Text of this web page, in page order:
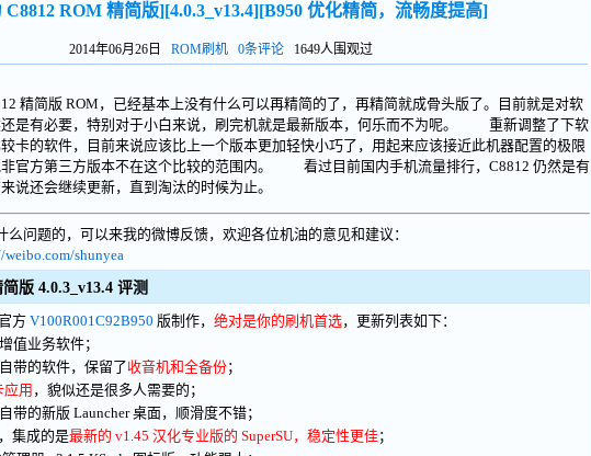
C8812 ROM 精简版][4.0.3_v13.4][B950 优化精简，流畅度提高]
2014年06月26日 ROM刷机 0条评论 1649人围观过
简版 ROM，已经基本上没有什么可以再精简的了，再精简就成骨头版了。目前就是对软
还是有必要，特别对于小白来说，刷完机就是最新版本，何乐而不为呢。 重新调整了下软
卡的软件，目前来说应该比上一个版本更加轻快小巧了，用起来应该接近此机器配置的极限
非官方第三方版本不在这个比较的范围内。 看过目前国内手机流量排行，C8812 仍然是有
说还会继续更新，直到淘汰的时候为止。
问题的，可以来我的微博反馈，欢迎各位机油的意见和建议：
shunyea
版 4.0.3_v13.4 评测
方 V100R001C92B950 版制作， 绝对是你的刷机首选，更新列表如下：
值业务软件；
带的软件，保留了收音机和全备份；
应用 ，貌似还是很多人需要的；
带的新版 Launcher 桌面，顺滑度不错；
集成的是最新的 v1.45 汉化专业版的 SuperSU，稳定性更佳；